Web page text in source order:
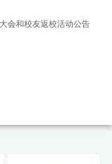
会和校友返校活动公告